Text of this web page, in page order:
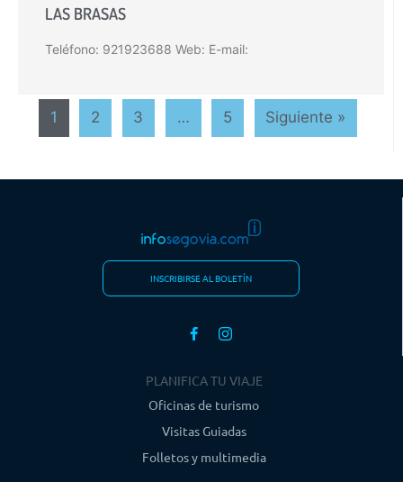
LAS BRASAS
Teléfono: 921923688 Web: E-mail:
1 2 3 … 5 Siguiente »
INSCRIBIRSE AL BOLETÍN
PLANIFICA TU VIAJE
Oficinas de turismo
Visitas Guiadas
Folletos y multimedia